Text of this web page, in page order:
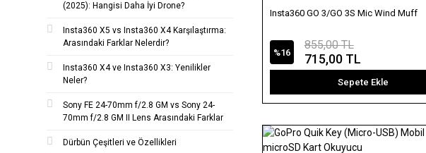
(2025): Hangisi Daha İyi Drone?
Insta360 X5 vs Insta360 X4 Karşılaştırma:
Arasındaki Farklar Nelerdir?
Insta360 X4 ve Insta360 X3: Yenilikler
Neler?
Sony FE 24-70mm f/2.8 GM vs Sony 24-
70mm f/2.8 GM II Lens Arasındaki Farklar
Dürbün Çeşitleri ve Özellikleri
Insta360 GO 3/GO 3S Mic Wind Muff
%16
855,00 TL
715,00 TL
Sepete Ekle